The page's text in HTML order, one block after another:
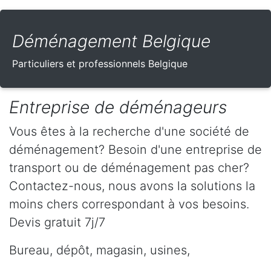
Déménagement Belgique
Particuliers et professionnels Belgique
Entreprise de déménageurs
Vous êtes à la recherche d'une société de
déménagement? Besoin d'une entreprise de
transport ou de déménagement pas cher?
Contactez-nous, nous avons la solutions la
moins chers correspondant à vos besoins.
Devis gratuit 7j/7
Bureau, dépôt, magasin, usines,